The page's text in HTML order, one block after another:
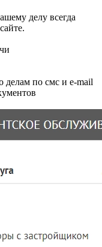
делу всегда
делам по смс и e-mail